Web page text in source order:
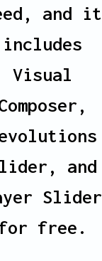
and it
includes
Visual
and
Slider
free.